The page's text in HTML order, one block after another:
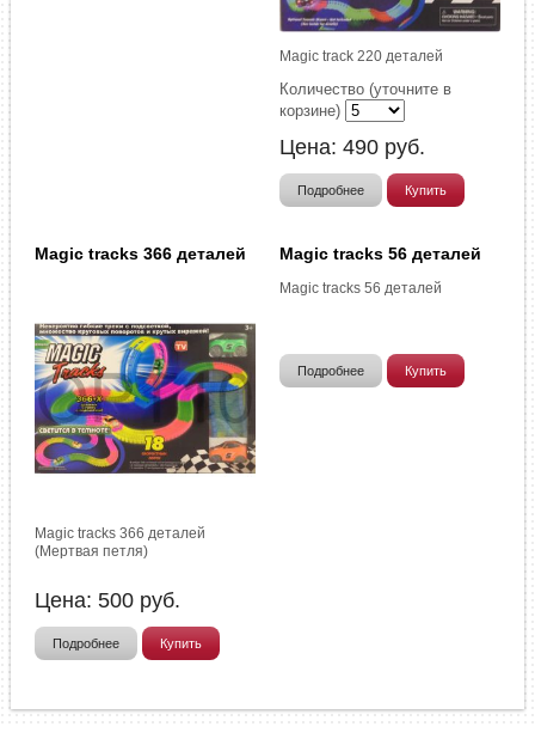
Magic track 220 деталей
Количество (уточните в
корзине)
Цена: 490 руб.
Подробнее Купить
Magic tracks 366 деталей
Magic tracks 366 деталей
(Мертвая петля)
Цена:500 руб.
Подробнее Купить
Magic tracks 56 деталей
Magic tracks 56 деталей
Подробнее Купить